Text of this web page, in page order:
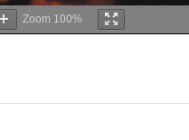
Zoom 100%